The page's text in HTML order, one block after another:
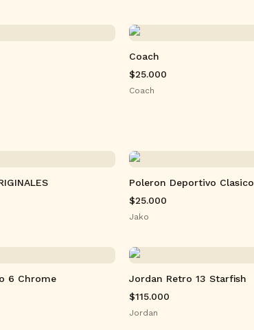
Coach
$25.000
Coach
Poleron Deportivo Clasico
$25.000
Jako
6 Chrome
Jordan Retro 13 Starfish
$115.000
Jordan